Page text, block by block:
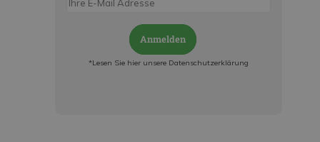
Anmelden
*Lesen Sie hier unsere Datenschutzerklärung